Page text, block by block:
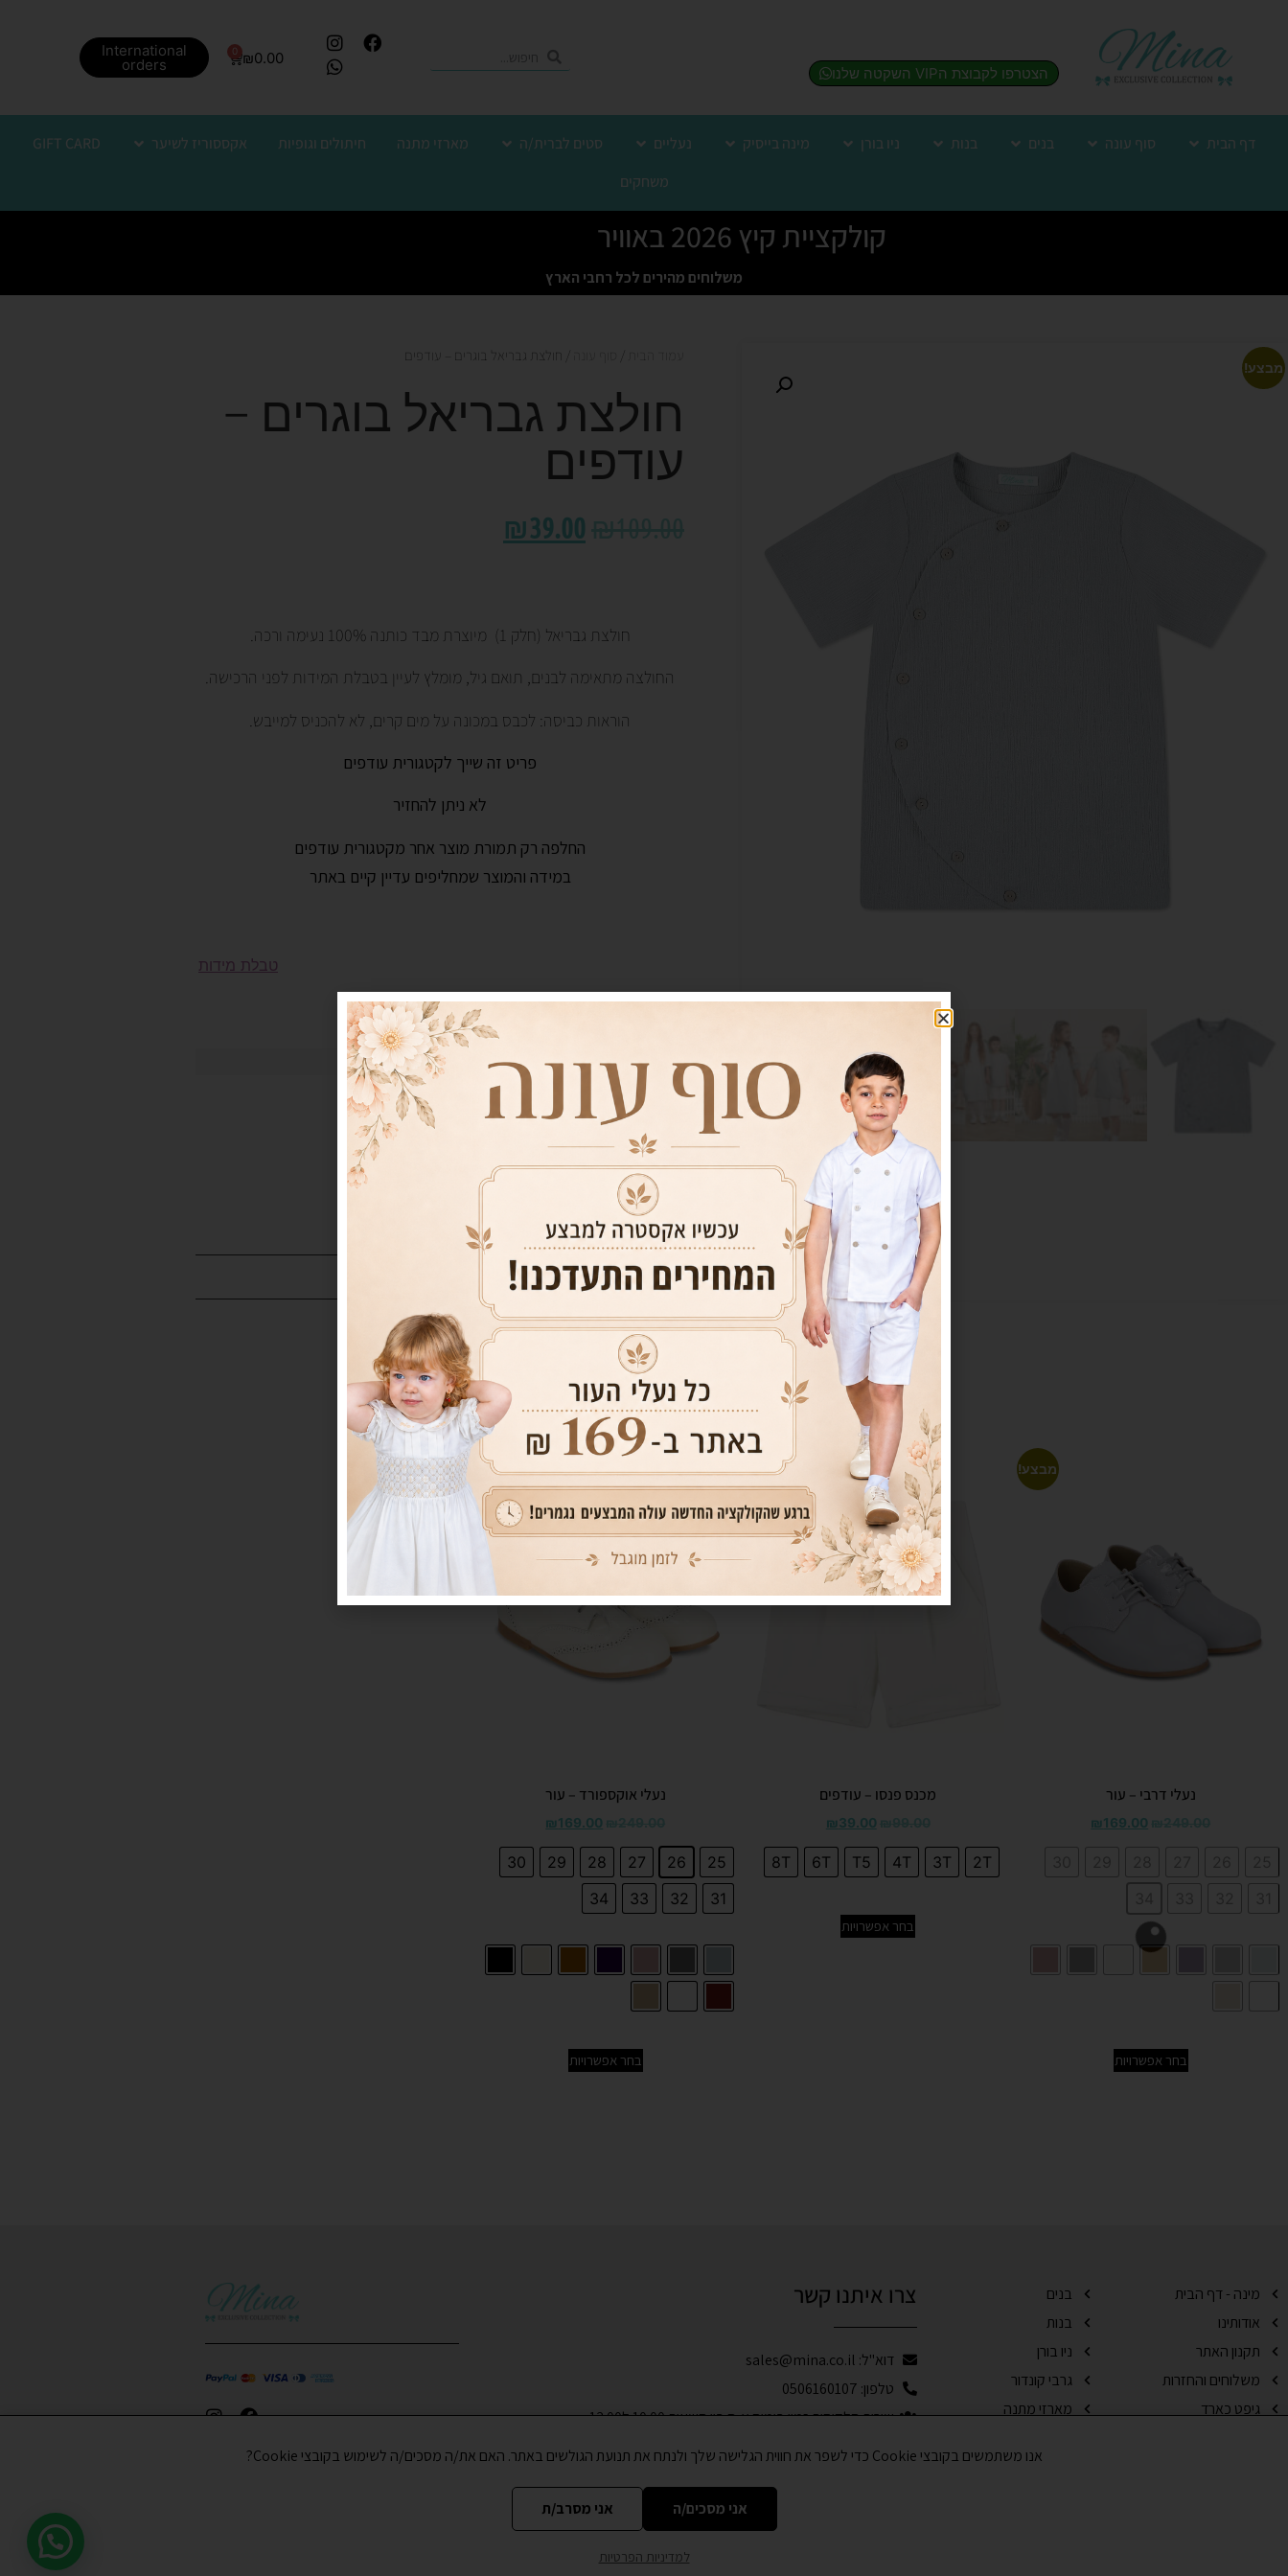
הצטרפו לקבוצת הVIP השקטה שלנו
₪0.00
0
International
orders
דף הבית סוף עונה בנים בנות ניו בורן מינה בייסיק נעליים סטים לברית/ה מארזי מתנה חיתולים וגופיות אקססוריז לשיער
GIFT CARD
משחקים
קולקציית קיץ 2026 באוויר
משלוחים מהירים לכל רחבי הארץ
מבצע!
עמוד הבית / חולצת גבריאל בוגרים – עודפים
חולצת גבריאל בוגרים –
עודפים
₪39.00
חולצת גבריאל (חלק 1) מיוצרת מבד כותנה 100% נעימה ורכה.
החולצה מתאימה לבנים, תואם גיל, מומלץ לעיין בטבלת המידות לפני הרכישה.
הוראות כביסה: לכבס במכונה על מים קרים, לא להכניס למייבש.
פריט זה שייך לקטגורית עודפים
לא ניתן להחזיר
החלפה רק תמורת מוצר אחר מקטגורית עודפים
במידה והמוצר שמחליפים עדיין קיים באתר
טבלת מידות
מידה
8T
10T
הוסף לסל
מוצרים קשורים
מבצע!
נעלי דרבי – עור
₪169.00
בחר אפשרויות
מבצע!
מכנס פנסו – עודפים
₪39.00
2T
3T
4T
T5
6T
8T
בחר אפשרויות
מבצע!
נעלי אוקספורד – עור
₪169.00
25
26
27
28
29
30
31
32
33
34
בחר אפשרויות
מינה - דף הבית
אודותינו
תקנון האתר
משלוחים והחזרות
גיפט כארד
בנים
בנות
ניו בורן
גרבי קונדור
מארזי מתנה
סוף עונה
צרו איתנו קשר
דוא"ל: sales@mina.co.il
טלפון: 0506160107
שירות הלקוחות זמין בימים א-ה בין השעות 10:00 ל13:00
אנו משתמשים בקובצי Cookie כדי לשפר את חווית הגלישה שלך ולנתח את תנועת הגולשים באתר. האם את/ה מסכים/ה לשימוש בקובצי Cookie?
אני מסכים/ה אני מסרב/ת
למדיניות הפרטיות